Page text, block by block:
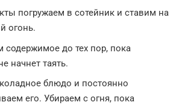
погружаем в сотейник и ставим на
огонь.
содержимое до тех пор, пока
начнет таять.
блюдо и постоянно
его. Убираем с огня, пока